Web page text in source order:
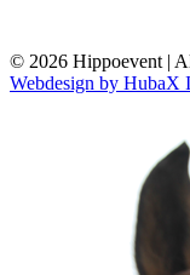
© 2026 Hippoevent |
Webdesign by HubaX